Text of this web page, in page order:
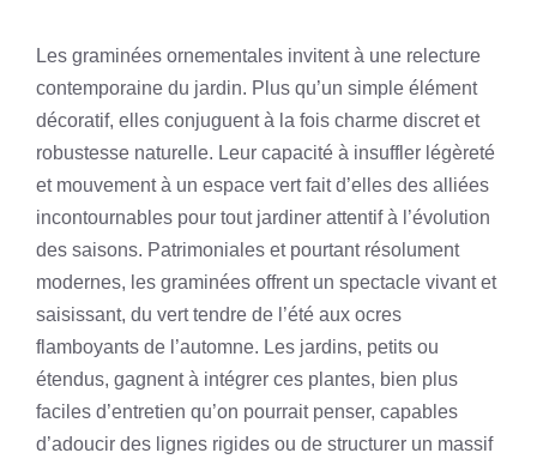
Les graminées ornementales invitent à une relecture
contemporaine du jardin. Plus qu’un simple élément
décoratif, elles conjuguent à la fois charme discret et
robustesse naturelle. Leur capacité à insuffler légèreté
et mouvement à un espace vert fait d’elles des alliées
incontournables pour tout jardiner attentif à l’évolution
des saisons. Patrimoniales et pourtant résolument
modernes, les graminées offrent un spectacle vivant et
saisissant, du vert tendre de l’été aux ocres
flamboyants de l’automne. Les jardins, petits ou
étendus, gagnent à intégrer ces plantes, bien plus
faciles d’entretien qu’on pourrait penser, capables
d’adoucir des lignes rigides ou de structurer un massif